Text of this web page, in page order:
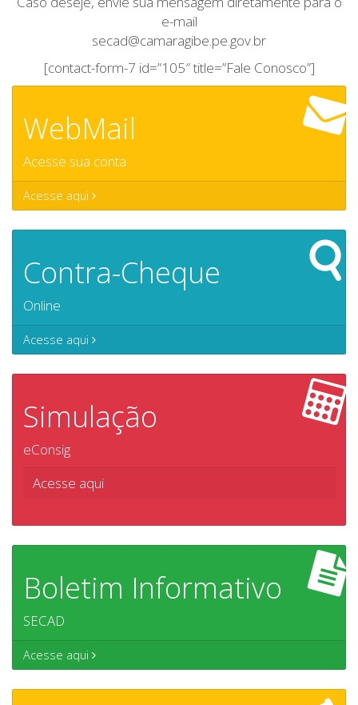
e-mail
secad@camaragibe.pe.gov.br
[contact-form-7 id=”105″ title=”Fale Conosco”]
WebMail
Acesse sua conta
Acesse aqui
Contra-Cheque
Online
Acesse aqui
Simulação
eConsig
Acesse aqui
Boletim Informativo
SECAD
Acesse aqui